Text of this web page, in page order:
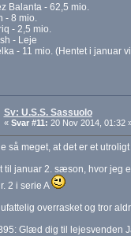
Balanta - 62,5 mio.
- 8 mio.
- 2,5 mio.
- Leje
- 11 mio. (Hentet i januar
Sv: U.S.S. Sassuolo
« Svar #11: 20 Nov 2014, 01:32
så meget, at det er et
til januar 2. sæson, hvor jeg
2 i serie A
overrasket og tror
Glæd dig til lejesvenden